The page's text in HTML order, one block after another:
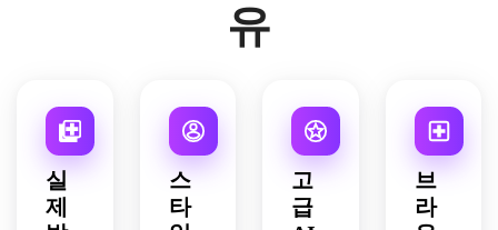
흰색
베이
지색
직물,
명,
촉감
레트,
디자
납 공
간,
깨끗
한 정
리,
유
실
제
스
타
고
급
브
라